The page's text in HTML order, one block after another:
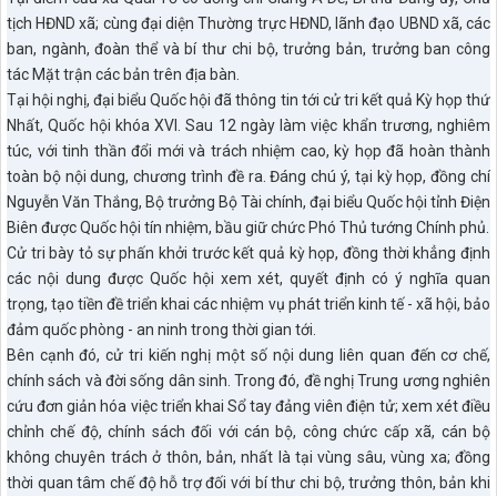
tịch HĐND xã; cùng đại diện Thường trực HĐND, lãnh đạo UBND xã, các
ban, ngành, đoàn thể và bí thư chi bộ, trưởng bản, trưởng ban công
tác Mặt trận các bản trên địa bàn.
Tại hội nghị, đại biểu Quốc hội đã thông tin tới cử tri kết quả Kỳ họp thứ
Nhất, Quốc hội khóa XVI. Sau 12 ngày làm việc khẩn trương, nghiêm
túc, với tinh thần đổi mới và trách nhiệm cao, kỳ họp đã hoàn thành
toàn bộ nội dung, chương trình đề ra. Đáng chú ý, tại kỳ họp, đồng chí
Nguyễn Văn Thắng, Bộ trưởng Bộ Tài chính, đại biểu Quốc hội tỉnh Điện
Biên được Quốc hội tín nhiệm, bầu giữ chức Phó Thủ tướng Chính phủ.
Cử tri bày tỏ sự phấn khởi trước kết quả kỳ họp, đồng thời khẳng định
các nội dung được Quốc hội xem xét, quyết định có ý nghĩa quan
trọng, tạo tiền đề triển khai các nhiệm vụ phát triển kinh tế - xã hội, bảo
đảm quốc phòng - an ninh trong thời gian tới.
Bên cạnh đó, cử tri kiến nghị một số nội dung liên quan đến cơ chế,
chính sách và đời sống dân sinh. Trong đó, đề nghị Trung ương nghiên
cứu đơn giản hóa việc triển khai Sổ tay đảng viên điện tử; xem xét điều
chỉnh chế độ, chính sách đối với cán bộ, công chức cấp xã, cán bộ
không chuyên trách ở thôn, bản, nhất là tại vùng sâu, vùng xa; đồng
thời quan tâm chế độ hỗ trợ đối với bí thư chi bộ, trưởng thôn, bản khi